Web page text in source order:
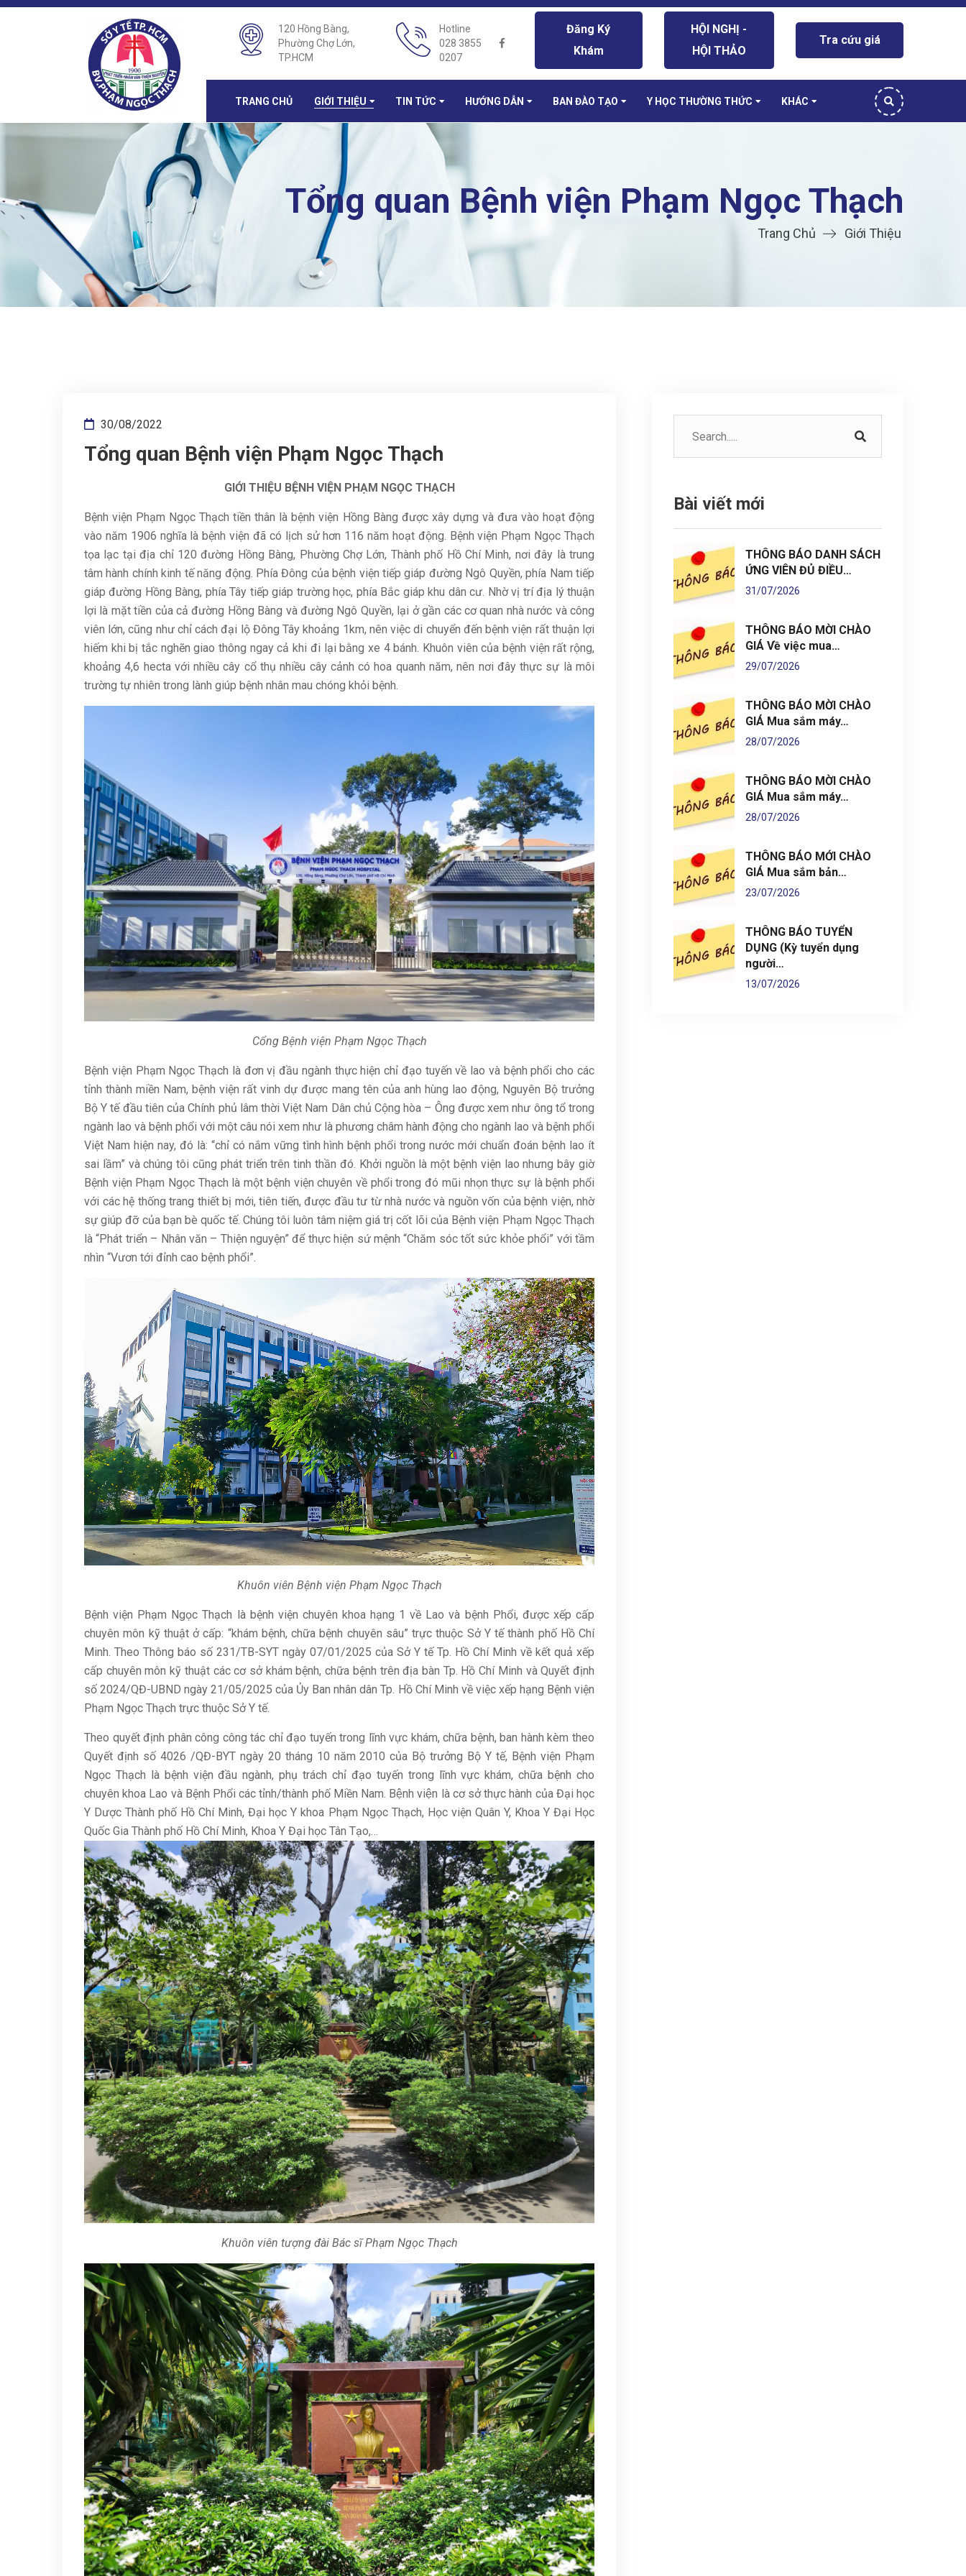
120 Hồng Bàng,
Phường Chợ Lớn,
TP.HCM
Hotline
028 3855
0207
Đăng Ký
Khám
HỘI NGHỊ -
HỘI THẢO
Tra cứu giá
TRANG CHỦ GIỚI THIỆU TIN TỨC HƯỚNG DẪN BAN ĐÀO TẠO Y HỌC THƯỜNG THỨC KHÁC
Tổng quan Bệnh viện Phạm Ngọc Thạch
Trang Chủ Giới Thiệu
30/08/2022
Tổng quan Bệnh viện Phạm Ngọc Thạch
GIỚI THIỆU BỆNH VIỆN PHẠM NGỌC THẠCH
Bệnh viện Phạm Ngọc Thạch tiền thân là bệnh viện Hồng Bàng được xây dựng và đưa vào hoạt động
vào năm 1906 nghĩa là bệnh viện đã có lịch sử hơn 116 năm hoạt động. Bệnh viện Phạm Ngọc Thạch
tọa lạc tại địa chỉ 120 đường Hồng Bàng, Phường Chợ Lớn, Thành phố Hồ Chí Minh, nơi đây là trung
tâm hành chính kinh tế năng động. Phía Đông của bệnh viện tiếp giáp đường Ngô Quyền, phía Nam tiếp
giáp đường Hồng Bàng, phía Tây tiếp giáp trường học, phía Bắc giáp khu dân cư. Nhờ vị trí địa lý thuận
lợi là mặt tiền của cả đường Hồng Bàng và đường Ngô Quyền, lại ở gần các cơ quan nhà nước và công
viên lớn, cũng như chỉ cách đại lộ Đông Tây khoảng 1km, nên việc di chuyển đến bệnh viện rất thuận lợi
hiếm khi bị tắc nghẽn giao thông ngay cả khi đi lại bằng xe 4 bánh. Khuôn viên của bệnh viện rất rộng,
khoảng 4,6 hecta với nhiều cây cổ thụ nhiều cây cảnh có hoa quanh năm, nên nơi đây thực sự là môi
trường tự nhiên trong lành giúp bệnh nhân mau chóng khỏi bệnh.
Cổng Bệnh viện Phạm Ngọc Thạch
Bệnh viện Phạm Ngọc Thạch là đơn vị đầu ngành thực hiện chỉ đạo tuyến về lao và bệnh phổi cho các
tỉnh thành miền Nam, bệnh viện rất vinh dự được mang tên của anh hùng lao động, Nguyên Bộ trưởng
Bộ Y tế đầu tiên của Chính phủ lâm thời Việt Nam Dân chủ Cộng hòa – Ông được xem như ông tổ trong
ngành lao và bệnh phổi với một câu nói xem như là phương châm hành động cho ngành lao và bệnh phổi
Việt Nam hiện nay, đó là: “chỉ có nắm vững tình hình bệnh phổi trong nước mới chuẩn đoán bệnh lao ít
sai lầm” và chúng tôi cũng phát triển trên tinh thần đó. Khởi nguồn là một bệnh viện lao nhưng bây giờ
Bệnh viện Phạm Ngọc Thạch là một bệnh viện chuyên về phổi trong đó mũi nhọn thực sự là bệnh phổi
với các hệ thống trang thiết bị mới, tiên tiến, được đầu tư từ nhà nước và nguồn vốn của bệnh viện, nhờ
sự giúp đỡ của bạn bè quốc tế. Chúng tôi luôn tâm niệm giá trị cốt lõi của Bệnh viện Phạm Ngọc Thạch
là “Phát triển – Nhân văn – Thiện nguyện” để thực hiện sứ mệnh “Chăm sóc tốt sức khỏe phổi” với tầm
nhìn “Vươn tới đỉnh cao bệnh phổi”.
Khuôn viên Bệnh viện Phạm Ngọc Thạch
Bệnh viện Phạm Ngọc Thạch là bệnh viện chuyên khoa hạng 1 về Lao và bệnh Phổi, được xếp cấp
chuyên môn kỹ thuật ở cấp: “khám bệnh, chữa bệnh chuyên sâu” trực thuộc Sở Y tế thành phố Hồ Chí
Minh. Theo Thông báo số 231/TB-SYT ngày 07/01/2025 của Sở Y tế Tp. Hồ Chí Minh về kết quả xếp
cấp chuyên môn kỹ thuật các cơ sở khám bệnh, chữa bệnh trên địa bàn Tp. Hồ Chí Minh và Quyết định
số 2024/QĐ-UBND ngày 21/05/2025 của Ủy Ban nhân dân Tp. Hồ Chí Minh về việc xếp hạng Bệnh viện
Phạm Ngọc Thạch trực thuộc Sở Y tế.
Theo quyết định phân công công tác chỉ đạo tuyến trong lĩnh vực khám, chữa bệnh, ban hành kèm theo
Quyết định số 4026 /QĐ-BYT ngày 20 tháng 10 năm 2010 của Bộ trưởng Bộ Y tế, Bệnh viện Phạm
Ngọc Thạch là bệnh viện đầu ngành, phụ trách chỉ đạo tuyến trong lĩnh vực khám, chữa bệnh cho
chuyên khoa Lao và Bệnh Phổi các tỉnh/thành phố Miền Nam. Bệnh viện là cơ sở thực hành của Đại học
Y Dược Thành phố Hồ Chí Minh, Đại học Y khoa Phạm Ngọc Thạch, Học viện Quân Y, Khoa Y Đại Học
Quốc Gia Thành phố Hồ Chí Minh, Khoa Y Đại học Tân Tạo,…
Khuôn viên tượng đài Bác sĩ Phạm Ngọc Thạch
Bài viết mới
THÔNG BÁO DANH SÁCH
ỨNG VIÊN ĐỦ ĐIỀU…
31/07/2026
THÔNG BÁO MỜI CHÀO
GIÁ Về việc mua…
29/07/2026
THÔNG BÁO MỜI CHÀO
GIÁ Mua sắm máy…
28/07/2026
THÔNG BÁO MỜI CHÀO
GIÁ Mua sắm máy…
28/07/2026
THÔNG BÁO MỚI CHÀO
GIÁ Mua sắm bản…
23/07/2026
THÔNG BÁO TUYỂN
DỤNG (Kỳ tuyển dụng
người…
13/07/2026